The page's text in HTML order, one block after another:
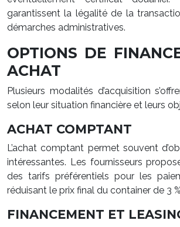
garantissent la légalité de la
démarches administratives.
OPTIONS DE
ACHAT
Plusieurs modalités d’acquisition
selon leur situation financière et leurs
ACHAT COMPTANT
L’achat comptant permet souvent
intéressantes. Les fournisseurs
des tarifs préférentiels pour les
réduisant le prix final du container de 3
FINANCEMENT ET